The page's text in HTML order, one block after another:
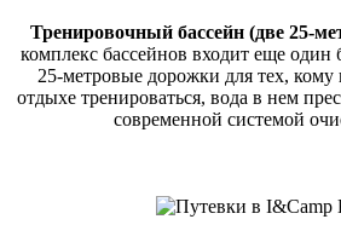
Тренировочный бассейн (две 25-
комплекс бассейнов входит еще один
25-метровые дорожки для тех, кому
отдыхе тренироваться, вода в нем
современной системой